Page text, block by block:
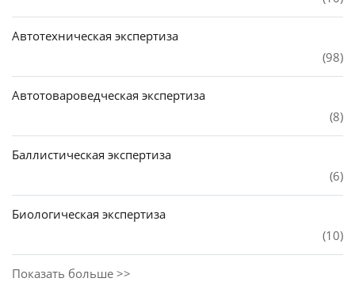
Автотехническая экспертиза
(98)
Автотовароведческая экспертиза
(8)
Баллистическая экспертиза
(6)
Биологическая экспертиза
(10)
Показать больше >>